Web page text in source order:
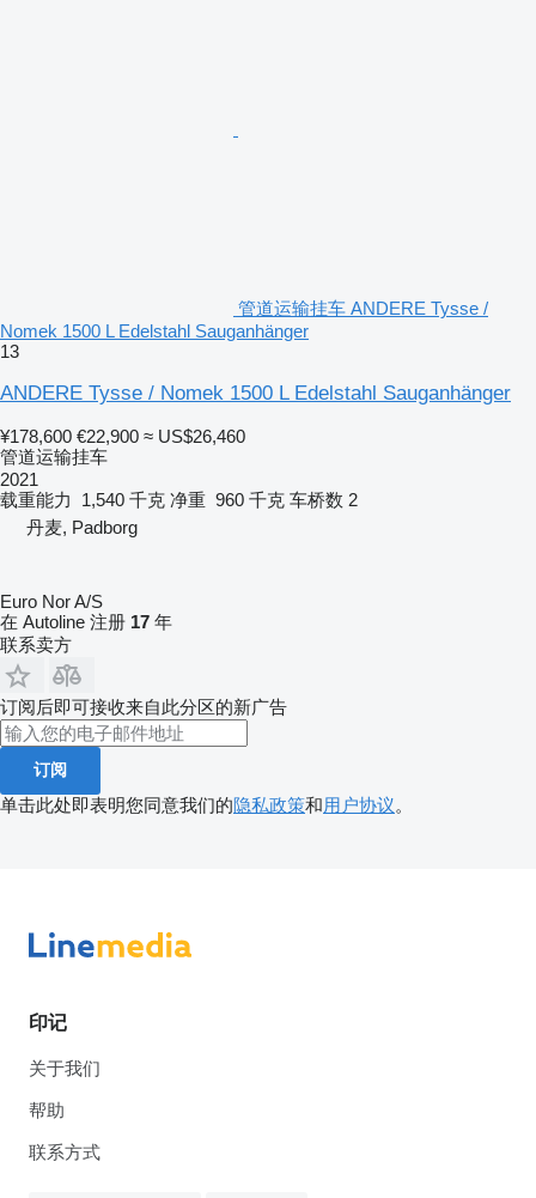
管道运输挂车 ANDERE Tysse /
Nomek 1500 L Edelstahl Sauganhänger
13
ANDERE Tysse / Nomek 1500 L Edelstahl Sauganhänger
¥178,600 €22,900 ≈ US$26,460
管道运输挂车
2021
载重能力
1,540 千克 净重 960 千克 车桥数 2
丹麦, Padborg
Euro Nor A/S
在 Autoline 注册 17 年
联系卖方
订阅后即可接收来自此分区的新广告
订阅
单击此处即表明您同意我们的隐私政策和用户协议。
印记
关于我们
帮助
联系方式